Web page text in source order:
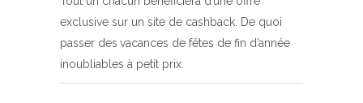
exclusive sur un site de cashback. De quoi
passer des vacances de fêtes de fin d’année
inoubliables à petit prix.